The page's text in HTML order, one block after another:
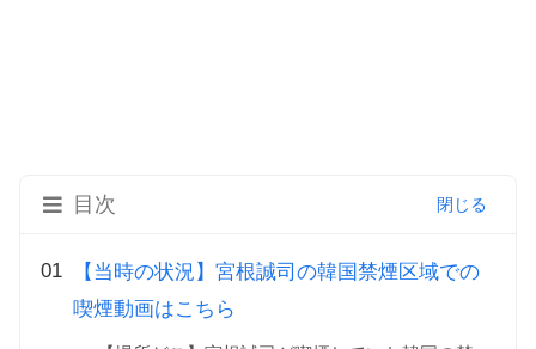
目次
【当時の状況】宮根誠司の韓国禁煙区域での
喫煙動画はこちら